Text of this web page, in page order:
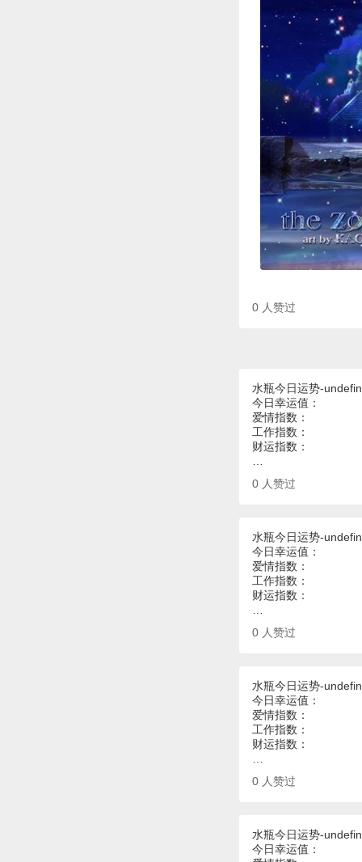
0 人赞过
水瓶今日运势-
今日幸运值：
爱情指数：
工作指数：
财运指数：
0 人赞过
水瓶今日运势-
今日幸运值：
爱情指数：
工作指数：
财运指数：
0 人赞过
水瓶今日运势-
今日幸运值：
爱情指数：
工作指数：
财运指数：
0 人赞过
水瓶今日运势-
今日幸运值：